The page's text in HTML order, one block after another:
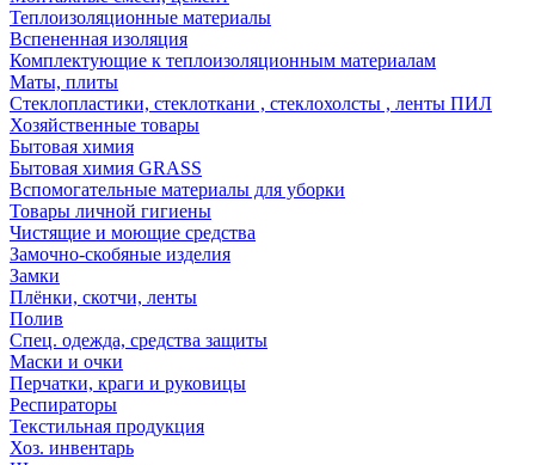
Теплоизоляционные материалы
Вспененная изоляция
Комплектующие к теплоизоляционным материалам
Маты, плиты
Стеклопластики, стеклоткани , стеклохолсты , ленты ПИЛ
Хозяйственные товары
Бытовая химия
Бытовая химия GRASS
Вспомогательные материалы для уборки
Товары личной гигиены
Чистящие и моющие средства
Замочно-скобяные изделия
Замки
Плёнки, скотчи, ленты
Полив
Спец. одежда, средства защиты
Маски и очки
Перчатки, краги и руковицы
Респираторы
Текстильная продукция
Хоз. инвентарь